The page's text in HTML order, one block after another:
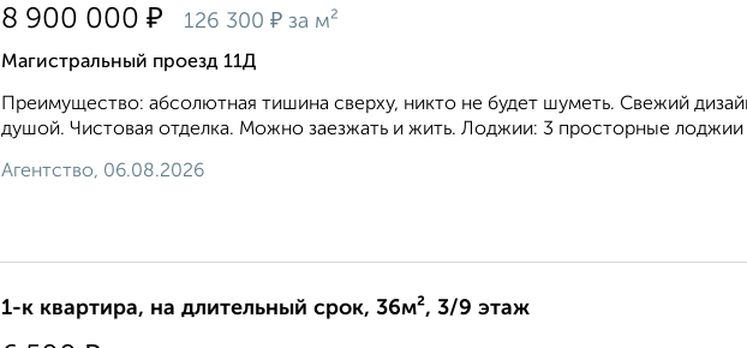
8 900 000 ₽ 126 300 ₽ за м²
Магистральный проезд 11Д
Преимущество: абсолютная тишина сверху, никто не будет шуметь. Свежий
душой. Чистовая отделка. Можно заезжать и жить. Лоджии: 3 просторные
Агентство, 06.08.2026
1-к квартира, на длительный срок, 36м², 3/9 этаж